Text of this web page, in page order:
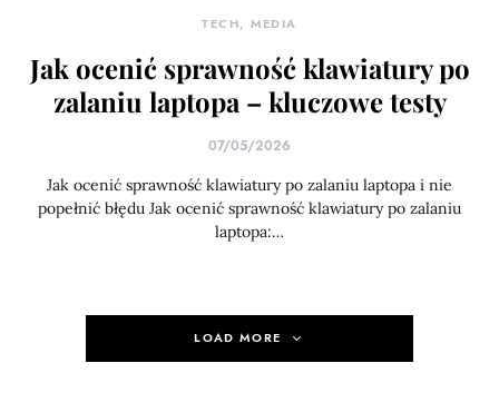
TECH, MEDIA
Jak ocenić sprawność klawiatury po
zalaniu laptopa – kluczowe testy
07/05/2026
Jak ocenić sprawność klawiatury po zalaniu laptopa i nie
popełnić błędu Jak ocenić sprawność klawiatury po zalaniu
laptopa:…
LOAD MORE